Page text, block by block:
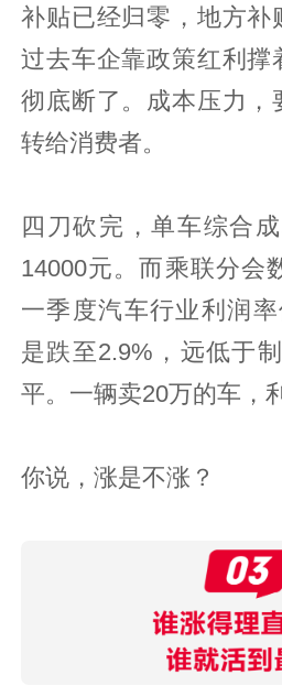
补贴已经归零，地方补
过去车企靠政策红利撑
彻底断了。成本压力，
转给消费者。
四刀砍完，单车综合
14000元。而乘联分会
一季度汽车行业利润
是跌至2.9%，远低于
平。一辆卖20万的车，
你说，涨是不涨？